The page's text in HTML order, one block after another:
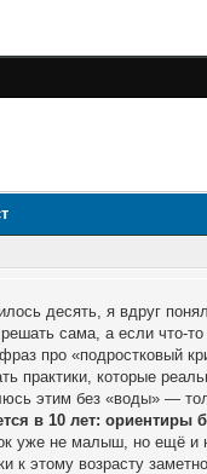
десять, я вдруг
сама, а если что-
про «подростковый
практики, которые
этим без «воды» —
в 10 лет: ориентиры
уже не малыш, но ещё и
к этому возрасту